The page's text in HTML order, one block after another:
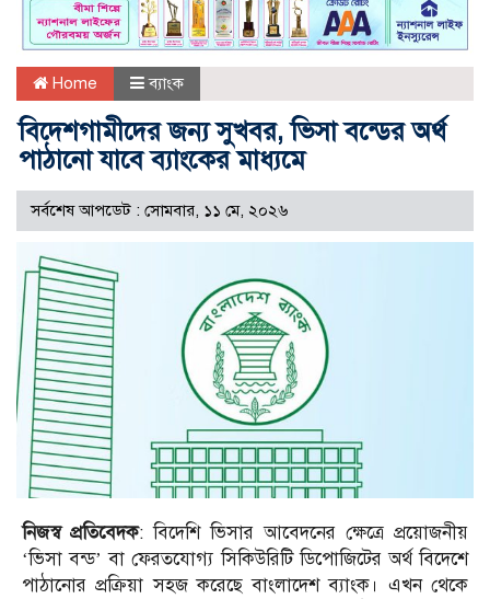
Home ব্যাংক
বিদেশগামীদের জন্য সুখবর, ভিসা বন্ডের অর্থ
পাঠানো যাবে ব্যাংকের মাধ্যমে
সর্বশেষ আপডেট : সোমবার, ১১ মে, ২০২৬
নিজস্ব প্রতিবেদক: বিদেশি ভিসার আবেদনের ক্ষেত্রে প্রয়োজনীয়
‘ভিসা বন্ড’ বা ফেরতযোগ্য সিকিউরিটি ডিপোজিটের অর্থ বিদেশে
পাঠানোর প্রক্রিয়া সহজ করেছে বাংলাদেশ ব্যাংক। এখন থেকে